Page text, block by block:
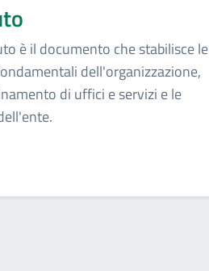
è il documento che stabilisce le
dell'organizzazione,
di uffici e servizi e le